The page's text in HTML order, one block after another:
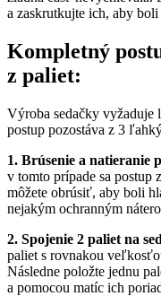
a zaskrutkujte ich, aby
Kompletný
z paliet:
Výroba sedačky vyžaduje
postup pozostáva z 3
1. Brúsenie a natieranie
v tomto prípade sa postup
môžete obrúsiť, aby boli
nejakým ochranným
2. Spojenie 2 paliet na
paliet s rovnakou
Následne položte jednu
a pomocou matíc ich